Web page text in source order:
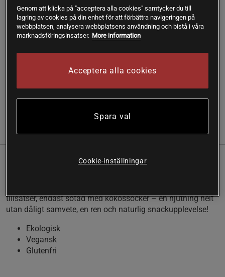
Fri frakt över 199 kr Fri retur 14 dagars ångerrätt
SKU #A9989-33 | EAN 7340130506854
krämig smörkärna av noggrant utvalda och rostade
Läs mer
Information Recensioner(1) Näring & Ingredienser
Upptäck Renée Voltaires ljuvliga chokladpraliner med 52%
tillsatser, endast sötad med kokossocker – en njutning helt
utan dåligt samvete, en ren och naturlig snackupplevelse!
Ekologisk
Vegansk
Glutenfri
Genom att klicka på "acceptera alla cookies" samtycker du till
lagring av cookies på din enhet för att förbättra navigeringen på
webbplatsen, analysera webbplatsens användning och bistå i våra
marknadsföringsinsatser. More information
Acceptera alla cookies
Spara val
Cookie-inställningar